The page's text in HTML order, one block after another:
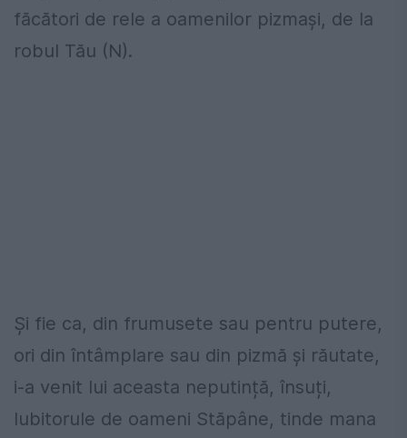
făcători de rele a oame­nilor pizmași, de la
robul Tău (N).
Și fie ca, din fru­musete sau pentru putere,
ori din întâmplare sau din pizmă și răutate,
i-a venit lui aceasta neputință, însuți,
Iubitorule de oameni Stăpâne, tinde mana